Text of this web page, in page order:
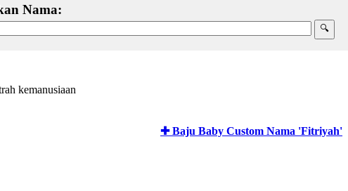
Nama:
kemanusiaan
✚ Baju Baby Custom Nama 'Fitriyah'